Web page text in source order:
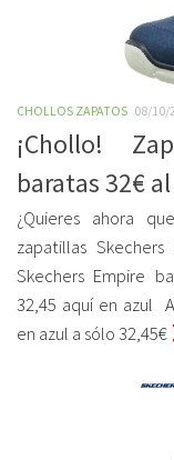
CHOLLOS ZAPATOS 08/10/
¡Chollo!
baratas 32€
¿Quieres ahora
zapatillas
Skechers Empire
32,45 aquí en azul
en azul a sólo 32,45€